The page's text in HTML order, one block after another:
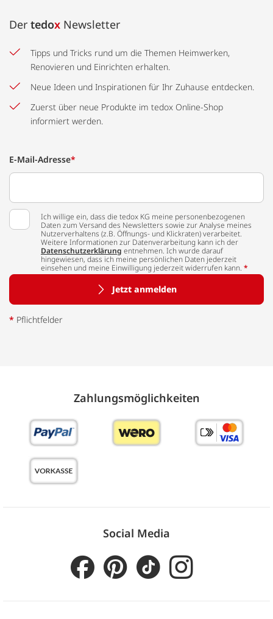
Der tedox Newsletter
Tipps und Tricks rund um die Themen Heimwerken,
Renovieren und Einrichten erhalten.
Neue Ideen und Inspirationen für Ihr Zuhause entdecken.
Zuerst über neue Produkte im tedox Online-Shop
informiert werden.
E-Mail-Adresse*
Ich willige ein, dass die tedox KG meine personenbezogenen
Daten zum Versand des Newsletters sowie zur Analyse meines
Nutzerverhaltens (z.B. Öffnungs- und Klickraten) verarbeitet.
Weitere Informationen zur Datenverarbeitung kann ich der
Datenschutzerklärung entnehmen. Ich wurde darauf
hingewiesen, dass ich meine persönlichen Daten jederzeit
einsehen und meine Einwilligung jederzeit widerrufen kann. *
Jetzt anmelden
* Pflichtfelder
Zahlungs­möglich­keiten
Social Media